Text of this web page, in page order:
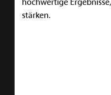
hochwertige
stärken.